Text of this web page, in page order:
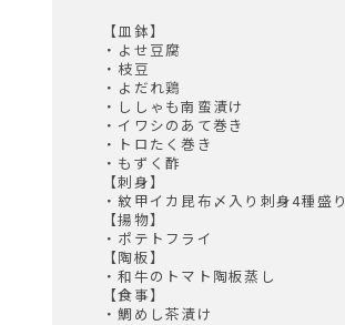
【皿鉢】
・よせ豆腐
・枝豆
・よだれ鶏
・ししゃも南蛮漬け
・イワシのあて巻き
・トロたく巻き
・もずく酢
【刺身】
・紋甲イカ昆布〆入り刺身4種盛り
【揚物】
・ポテトフライ
【陶板】
・和牛のトマト陶板蒸し
【食事】
・鯛めし茶漬け